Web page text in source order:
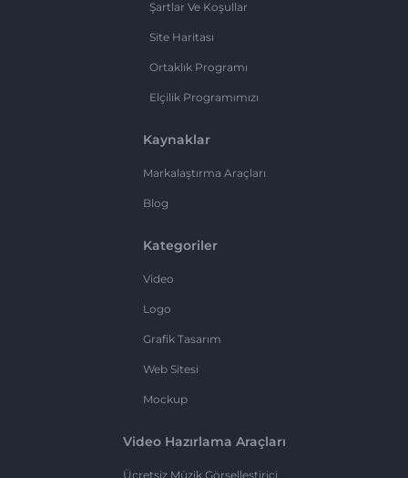
Şartlar Ve Koşullar
Site Haritası
Ortaklık Programı
Elçilik Programımızı
Kaynaklar
Markalaştırma Araçları
Blog
Kategoriler
Video
Logo
Grafik Tasarım
Web Sitesi
Mockup
Video Hazırlama Araçları
Ücretsiz Müzik Görselleştirici